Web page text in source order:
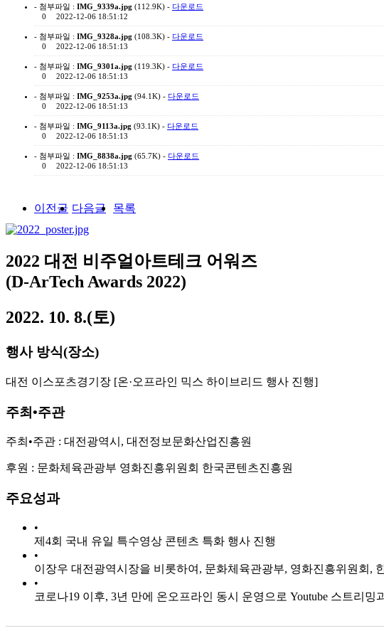
- 첨부파일 : IMG_9339a.jpg (112.9K) - 다운로드
0
2022-12-06 18:51:12
- 첨부파일 : IMG_9328a.jpg (108.3K) - 다운로드
0
2022-12-06 18:51:13
- 첨부파일 : IMG_9301a.jpg (119.3K) - 다운로드
0
2022-12-06 18:51:13
- 첨부파일 : IMG_9253a.jpg (94.1K) - 다운로드
0
2022-12-06 18:51:13
- 첨부파일 : IMG_9113a.jpg (93.1K) - 다운로드
0
2022-12-06 18:51:13
- 첨부파일 : IMG_8838a.jpg (65.7K) - 다운로드
0
2022-12-06 18:51:13
이전글 다음글 목록
2022 대전 비주얼아트테크 어워즈
(D-ArTech Awards 2022)
2022. 10. 8.(토)
행사 방식(장소)
대전 이스포츠경기장 [온·오프라인 믹스 하이브리드 행사 진행]
주최•주관
주최•주관 : 대전광역시, 대전정보문화산업진흥원
후원 : 문화체육관광부 영화진흥위원회 한국콘텐츠진흥원
주요성과
•
제4회 국내 유일 특수영상 콘텐츠 특화 행사 진행
•
이장우 대전광역시장을 비롯하여, 문화체육관광부, 영화진흥위원회,
•
코로나19 이후, 3년 만에 온오프라인 동시 운영으로 Youtube 스트리